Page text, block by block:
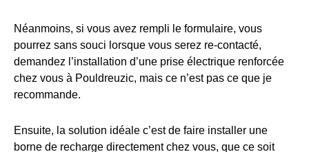
Néanmoins, si vous avez rempli le formulaire, vous
pourrez sans souci lorsque vous serez re-contacté,
demandez l’installation d’une prise électrique renforcée
chez vous à Pouldreuzic, mais ce n’est pas ce que je
recommande.
Ensuite, la solution idéale c’est de faire installer une
borne de recharge directement chez vous, que ce soit